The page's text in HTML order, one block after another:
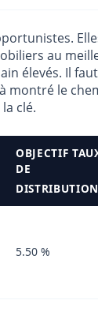
au
élevés. Il
montré le
clé.
OBJECTIF
DE
5.50 %